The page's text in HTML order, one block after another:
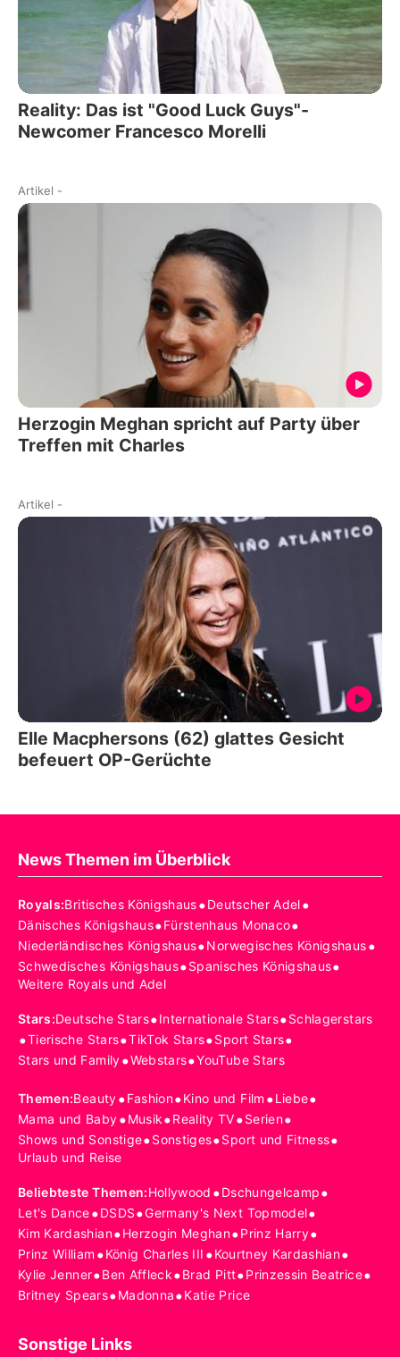
Reality: Das ist "Good Luck Guys"-
Newcomer Francesco Morelli
Artikel -
Herzogin Meghan spricht auf Party über
Treffen mit Charles
Artikel -
Elle Macphersons (62) glattes Gesicht
befeuert OP-Gerüchte
News Themen im Überblick
Royals:Britisches Königshaus•Deutscher Adel•
Dänisches Königshaus•Fürstenhaus Monaco•
Niederländisches Königshaus•Norwegisches Königshaus•
Schwedisches Königshaus•Spanisches Königshaus•
Weitere Royals und Adel
Stars:Deutsche Stars•Internationale Stars•Schlagerstars
•Tierische Stars•TikTok Stars•Sport Stars•
Stars und Family•Webstars•YouTube Stars
Themen:Beauty•Fashion•Kino und Film •Liebe•
Mama und Baby•Musik•Reality TV•Serien•
Shows und Sonstige•Sonstiges•Sport und Fitness•
Urlaub und Reise
Beliebteste Themen:Hollywood •Dschungelcamp•
Let's Dance•DSDS•Germany's Next Topmodel•
Kim Kardashian•Herzogin Meghan•Prinz Harry•
Prinz William •König Charles III •Kourtney Kardashian•
Kylie Jenner•Ben Affleck•Brad Pitt•Prinzessin Beatrice•
Britney Spears•Madonna•Katie Price
Sonstige Links